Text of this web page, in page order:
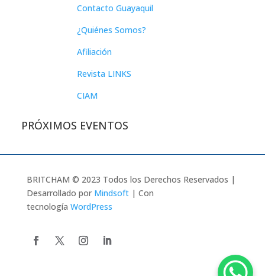
Contacto Guayaquil
¿Quiénes Somos?
Afiliación
Revista LINKS
CIAM
PRÓXIMOS EVENTOS
BRITCHAM © 2023 Todos los Derechos Reservados |
Desarrollado por Mindsoft| Con
tecnología WordPress